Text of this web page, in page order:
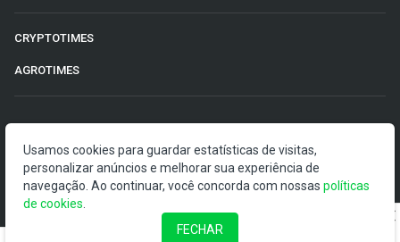
CRYPTOTIMES
AGROTIMES
O Money Times publica matérias de cunho jornalístico, que
visam a democratização da informação. Nossas
publicações devem ser compreendidas como boletins
anunciadores e divulgadores, e não como uma
Usamos cookies para guardar estatísticas de visitas,
personalizar anúncios e melhorar sua experiência de
navegação. Ao continuar, você concorda com nossas políticas
de cookies
FECHAR